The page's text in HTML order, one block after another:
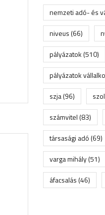
nemzeti adó- és
niveus(66)
pályázatok(510)
pályázatok
szja(96)
számvitel(83)
társasági adó(69)
varga mihály(51)
áfacsalás(46)